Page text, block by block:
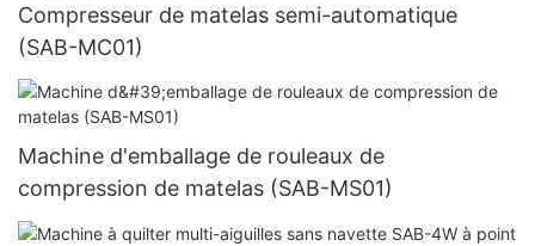
Compresseur de matelas semi-automatique
(SAB-MC01)
Machine d'emballage de rouleaux de
compression de matelas (SAB-MS01)